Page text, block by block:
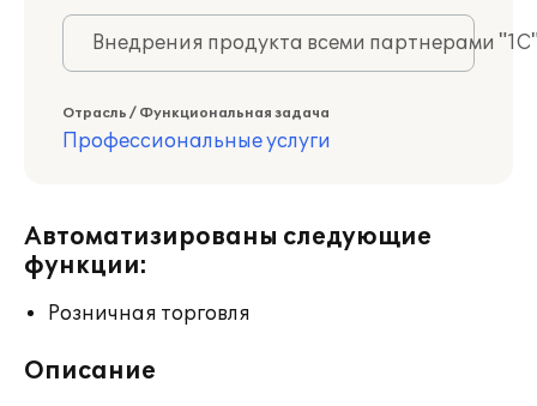
Внедрения продукта всеми партнерами
Отрасль / Функциональная задача
Профессиональные услуги
Автоматизированы следующие
функции:
Розничная торговля
Описание